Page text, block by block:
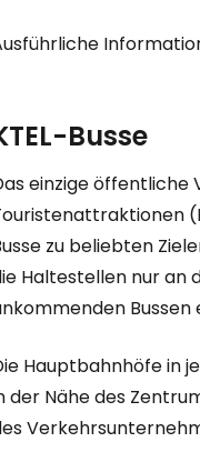
Busse
einzige öffentliche
zu beliebten
Haltestellen nur an
Bussen
Hauptbahnhöfe in
der Nähe des